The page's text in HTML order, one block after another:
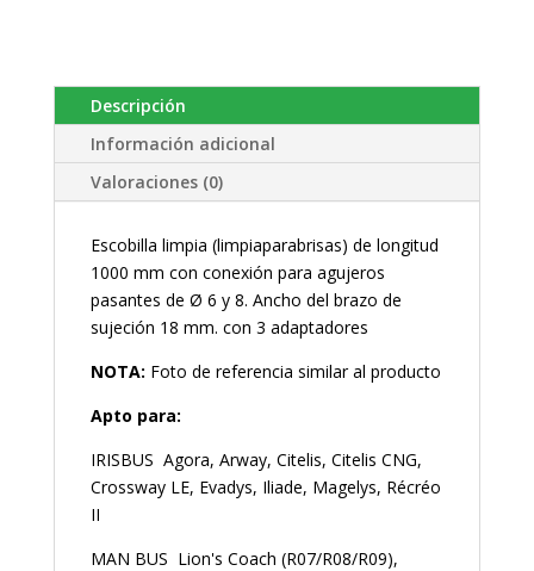
Descripción
Información adicional
Valoraciones (0)
Escobilla limpia (limpiaparabrisas) de longitud
1000 mm con conexión para agujeros
pasantes de Ø 6 y 8. Ancho del brazo de
sujeción 18 mm. con 3 adaptadores
NOTA: Foto de referencia similar al producto
Apto para:
IRISBUS Agora, Arway, Citelis, Citelis CNG,
Crossway LE, Evadys, Iliade, Magelys, Récréo
II
MAN BUS Lion's Coach (R07/R08/R09),